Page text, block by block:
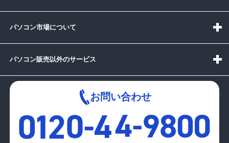
パソコン市場について
パソコン販売以外のサービス
お問い合わせ